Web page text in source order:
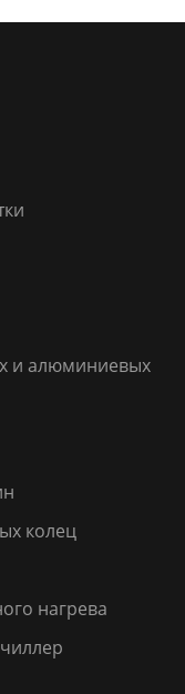
и алюминиевых
колец
нагрева